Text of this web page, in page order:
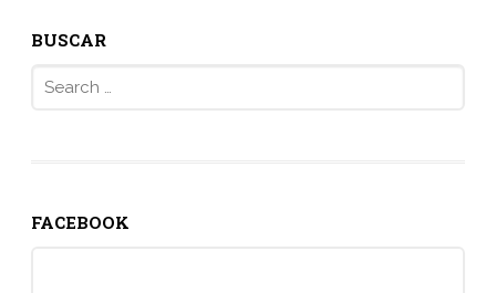
BUSCAR
for:
FACEBOOK